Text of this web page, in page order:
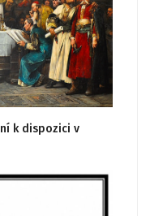
k dispozici v